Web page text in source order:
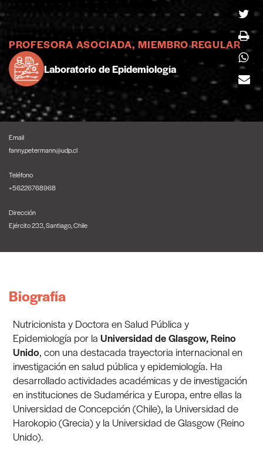
PROFESORA ASOCIADA, MIEMBRO REGULAR
Laboratorio de Epidemiología
Email
fanny.petermann@udp.cl
Teléfono
+56226768968
Dirección
Ejército 233, Santiago, Chile
Biografía
Nutricionista y Doctora en Salud Pública y
Epidemiología por laUniversidad de Glasgow, Reino
Unido, con una destacada trayectoria internacional en
investigación en salud pública y epidemiología. Ha
desarrollado actividades académicas y de investigación
en instituciones de Sudamérica y Europa, entre ellas la
Universidad de Concepción (Chile), la Universidad de
Harokopio (Grecia) y la Universidad de Glasgow (Reino
Unido).